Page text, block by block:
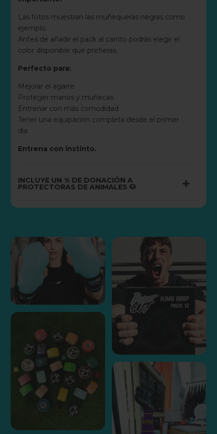
Las fotos muestran las muñequeras negras como
ejemplo.
Antes de añadir el pack al carrito podrás elegir el
color disponible que prefieras.
Perfecto para:
Mejorar el agarre
Proteger manos y muñecas
Entrenar con más comodidad
Tener una equipación completa desde el primer
día
Entrena con instinto.
INCLUYE UN % DE DONACIÓN A
PROTECTORAS DE ANIMALES 🐶